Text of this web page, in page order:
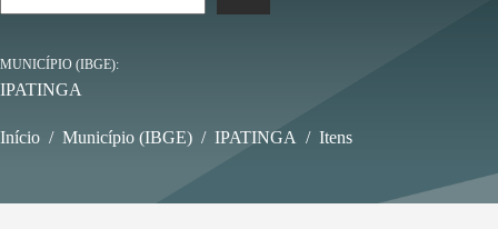
MUNICÍPIO (IBGE)
IPATINGA
Início / Município (IBGE) / IPATINGA / Itens